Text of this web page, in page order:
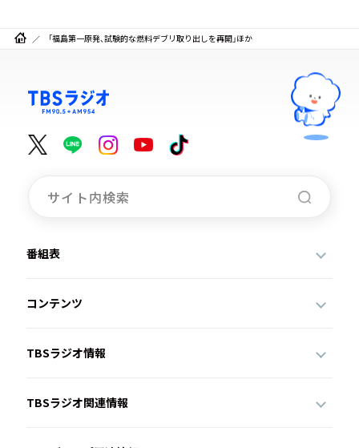
「福島第一原発、試験的な燃料デブリ取り出しを再開」ほか
番組表
コンテンツ
TBSラジオ情報
TBSラジオ関連情報